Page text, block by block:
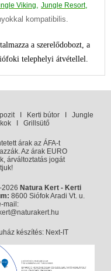
Viking, Jungle Resort,
kompatibilis.
a szerelődobozt, a
telephelyi átvétellel.
I Kerti bútorI Jungle
I Grillsütő
árak az ÁFA-t
Az árak EURO
árváltoztatás jogát
Natura Kert - Kerti
8600 Siófok Aradi Vt. u.
mail:
készítés: Next-IT